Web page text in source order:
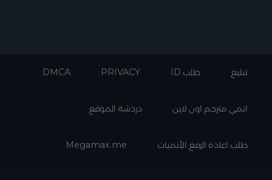
تبليغ طلب ID PRIVACY
DMCA
انمي مترجم اون لاين دردشة الموقع
طلب اعادة الرفع الأنميات Megamax.me